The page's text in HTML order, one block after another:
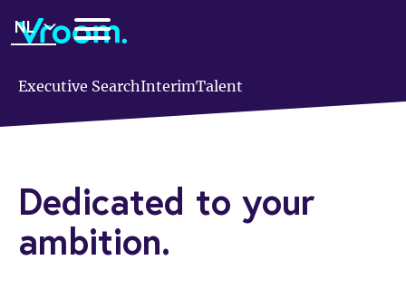
en
inhoud
gaan
Executive SearchInterimTalent
NL
Dedicated to your
ambition.